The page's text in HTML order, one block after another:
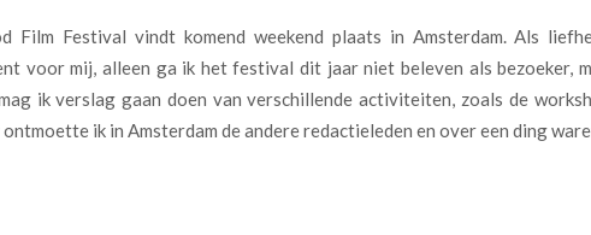
Film Festival vindt komend weekend plaats in Amsterdam. Als
voor mij, alleen ga ik het festival dit jaar niet beleven als bezoeker,
ik verslag gaan doen van verschillende activiteiten, zoals de
ik in Amsterdam de andere redactieleden en over een ding